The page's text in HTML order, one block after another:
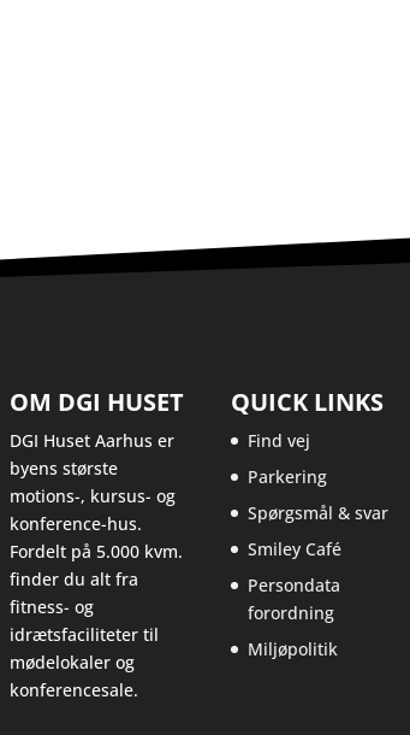
OM DGI HUSET
DGI Huset Aarhus er
byens største
motions-, kursus- og
konference-hus.
Fordelt på 5.000 kvm.
finder du alt fra
fitness- og
idrætsfaciliteter til
mødelokaler og
konferencesale.
QUICK LINKS
Find vej
Parkering
Spørgsmål & svar
Smiley Café
Persondata
forordning
Miljøpolitik